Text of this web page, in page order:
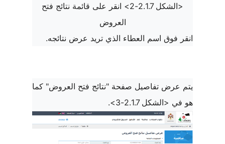
<الشكل 2.1.7-2> انقر على قائمة نتائج فتح
العروض
انقر فوق اسم العطاء الذي تريد عرض نتائجه.
يتم عرض تفاصيل صفحة "نتائج فتح العروض" كما
هو في <الشكل 2.1.7-3>.